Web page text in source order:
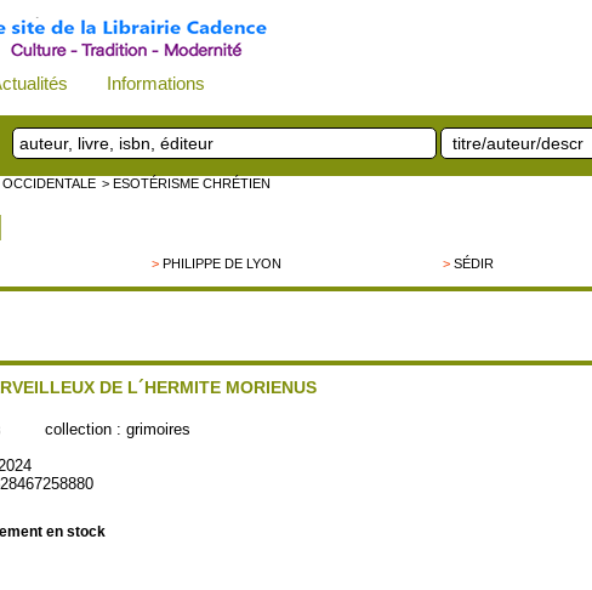
Informations
> ESOTÉRISME CHRÉTIEN
>PHILIPPE DE LYON >SÉDIR
DE L´HERMITE MORIENUS
collection :grimoires
en stock